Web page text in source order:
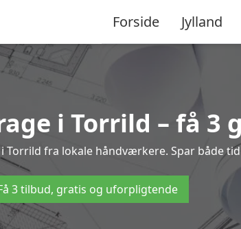
Forside Jylland
i Torrild – få 3
fra lokale håndværkere. Spar både
3 tilbud, gratis og uforpligtende